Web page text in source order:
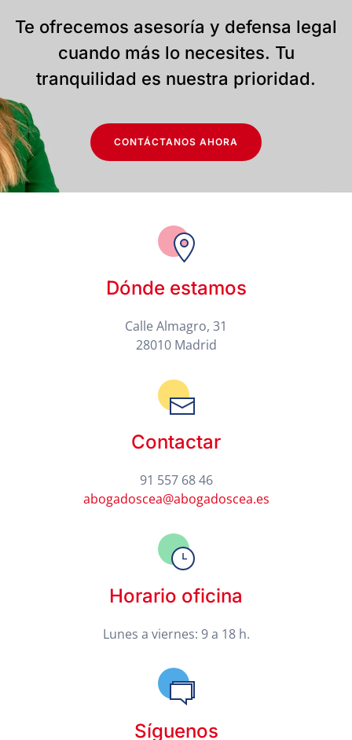
Te ofrecemos asesoría y defensa legal
cuando más lo necesites. Tu
tranquilidad es nuestra prioridad.
CONTÁCTANOS AHORA
Dónde estamos
Calle Almagro, 31
28010 Madrid
Contactar
91 557 68 46
abogadoscea@abogadoscea.es
Horario oficina
Lunes a viernes: 9 a 18 h.
Síguenos